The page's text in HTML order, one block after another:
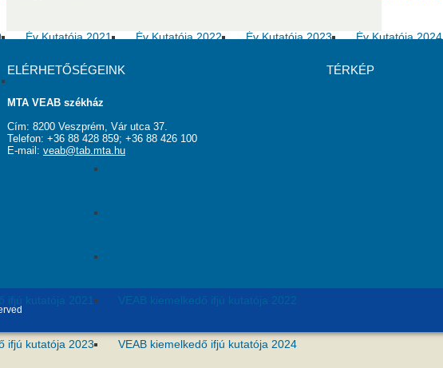
Év Kutatója 2021 Év Kutatója 2022 Év Kutatója 2023 Év Kutatója 2024
Ifjú Kutatója Díj
ifjú kutatója 2021 VEAB kiemelkedő ifjú kutatója 2022
ifjú kutatója 2023 VEAB kiemelkedő ifjú kutatója 2024
ELÉRHETŐSÉGEINK
MTA VEAB székház
Cím: 8200 Veszprém, Vár utca 37.
Telefon: +36 88 428 859; +36 88 426 100
E-mail: veab@tab.mta.hu
TÉRKÉP